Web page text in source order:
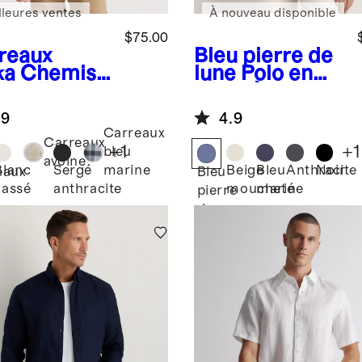
Chemise
$75.00
ventes
Carreaux
avoine
Sergé
anthracite
Carreaux
bleu
marine
+1
Bleu pierre de
lune Polo en
ouvertes de
coton
biologique à
100 % à
boutons
À nouveau disponible
4.9
Bleu
pierre
de
Beige
moucheté
Bleu
marine
Anthracite
Noir
+1